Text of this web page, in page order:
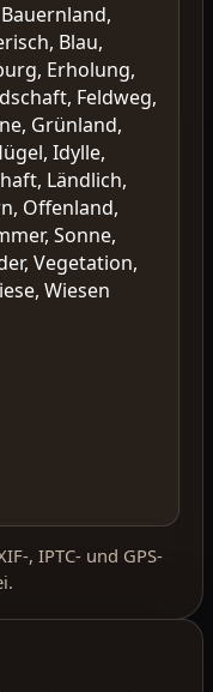
Blau,
Erholung,
Feldweg,
Grünland,
Idylle,
Ländlich,
Offenland,
Sonne,
Vegetation,
Wiesen
, IPTC- und GPS-